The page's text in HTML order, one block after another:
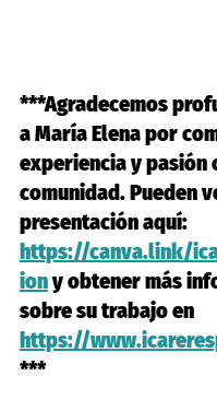
***Agradecemos
a María Elena por
experiencia y pasión
comunidad. Pueden
presentación aquí:
https://canva.link/
ion y obtener más
sobre su trabajo en
https://
***